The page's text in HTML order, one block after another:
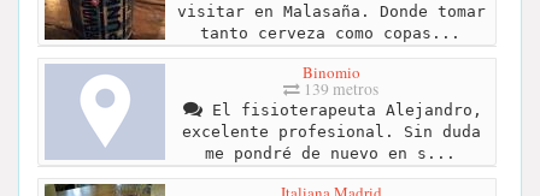
visitar en Malasaña. Donde tomar
tanto cerveza como copas...
Binomio
139 metros
El fisioterapeuta Alejandro,
excelente profesional. Sin duda
me pondré de nuevo en s...